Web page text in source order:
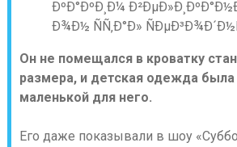
Он не помещался в кроватку
размера, и детская одежда
маленькой для него.
Его даже показывали в шоу